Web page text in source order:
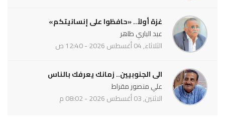
غزة أولاً.. «حافظوا على إنسانيتكم»
عبد الباري طاهر
الثلاثاء, 04 أغسطس 2026 - 12:40 ص
الى الجنوبيين.. زمانك يعرفك بالناس
علي منصور مقراط
الاثنين, 03 أغسطس 2026 - 08:02 م